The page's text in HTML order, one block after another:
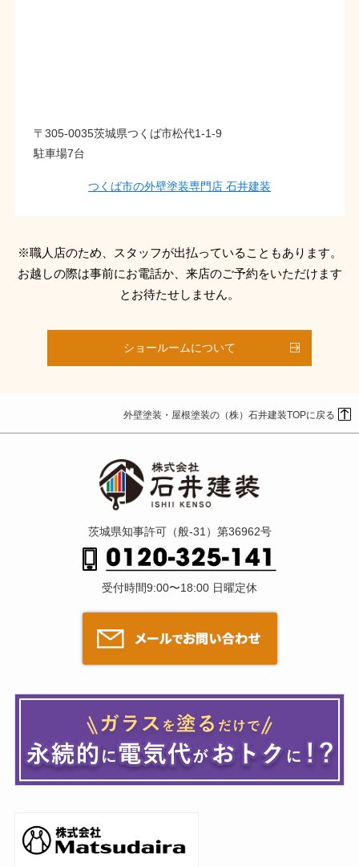
〒305-0035茨城県つくば市松代1-1-9
駐車場7台
つくば市の外壁塗装専門店 石井建装
※職人店のため、スタッフが出払っていることもあります。
お越しの際は事前にお電話か、来店のご予約をいただけます
とお待たせしません。
ショールームについて
外壁塗装・屋根塗装の（株）石井建装TOPに戻る
茨城県知事許可（般-31）第36962号
受付時間9:00〜18:00 日曜定休